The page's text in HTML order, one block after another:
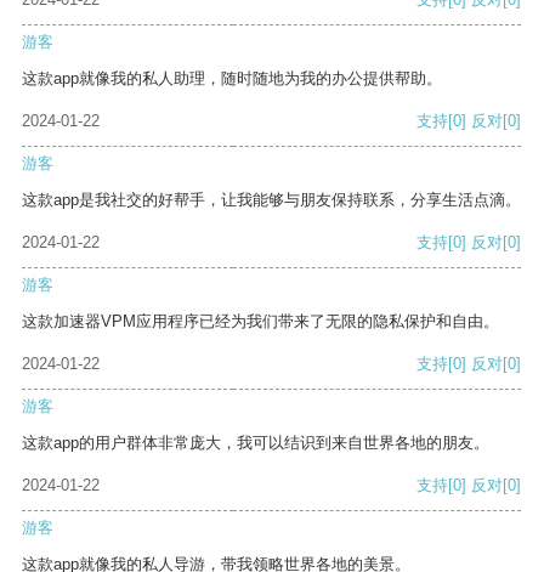
游客
这款app就像我的私人助理，随时随地为我的办公提供帮助。
2024-01-22 支持[0] 反对[0]
游客
这款app是我社交的好帮手，让我能够与朋友保持联系，分享生活点滴。
2024-01-22 支持[0] 反对[0]
游客
这款加速器VPM应用程序已经为我们带来了无限的隐私保护和自由。
2024-01-22 支持[0] 反对[0]
游客
这款app的用户群体非常庞大，我可以结识到来自世界各地的朋友。
2024-01-22 支持[0] 反对[0]
游客
这款app就像我的私人导游，带我领略世界各地的美景。